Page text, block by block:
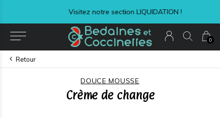
0
Visitez notre section LIQUIDATION !
Retour
DOUCE MOUSSE
Crème de change